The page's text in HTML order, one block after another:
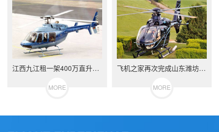
江西九江租一架400万直升机空中婚礼
MORE
飞机之家再次完成山东潍坊直升机婚礼,百年好合白头到老!
MORE